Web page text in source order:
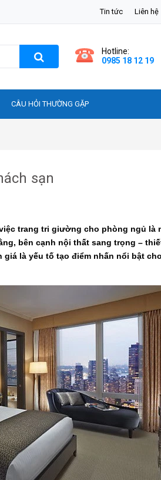
Tin tức Liên hệ
Hotline:
0985 18 12 19
CÂU HỎI THƯỜNG GẶP
sạn
trang tri giường cho phòng ngủ là
bên cạnh nội thất sang trọng –
là yếu tố tạo điểm nhấn nổi bật